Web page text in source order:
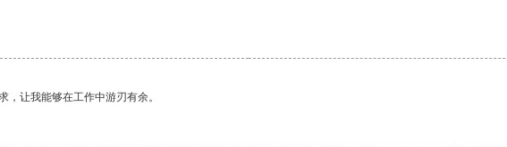
让我能够在工作中游刃有余。